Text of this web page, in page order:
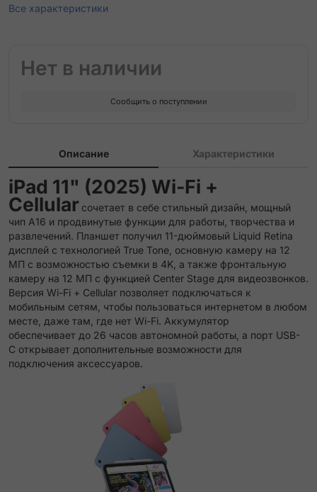
Все характеристики
Нет в наличии
Сообщить о поступлении
Описание Характеристики
iPad 11" (2025) Wi-Fi +
Cellular сочетает в себе стильный дизайн, мощный
чип A16 и продвинутые функции для работы, творчества и
развлечений. Планшет получил 11-дюймовый Liquid Retina
дисплей с технологией True Tone, основную камеру на 12
МП с возможностью съемки в 4K, а также фронтальную
камеру на 12 МП с функцией Center Stage для видеозвонков.
Версия Wi-Fi + Cellular позволяет подключаться к
мобильным сетям, чтобы пользоваться интернетом в любом
месте, даже там, где нет Wi-Fi. Аккумулятор
обеспечивает до 26 часов автономной работы, а порт USB-
C открывает дополнительные возможности для
подключения аксессуаров.